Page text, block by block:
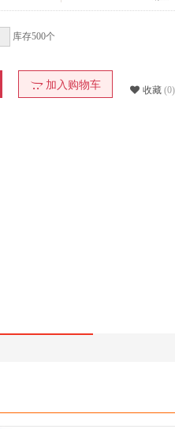
库存500个
收藏 (0)
加入购物车